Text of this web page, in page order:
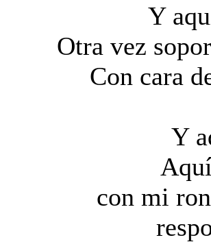
Y
Otra vez
Con cara
Y
con mi